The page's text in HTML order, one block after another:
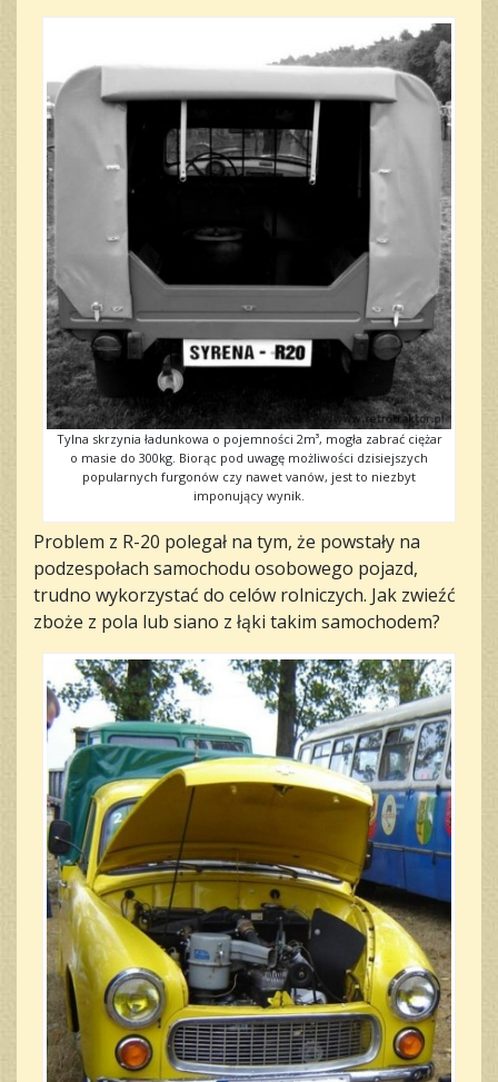
Tylna skrzynia ładunkowa o pojemności 2m³, mogła zabrać ciężar
o masie do 300kg. Biorąc pod uwagę możliwości dzisiejszych
popularnych furgonów czy nawet vanów, jest to niezbyt
imponujący wynik.
Problem z R-20 polegał na tym, że powstały na
podzespołach samochodu osobowego pojazd,
trudno wykorzystać do celów rolniczych. Jak zwieźć
zboże z pola lub siano z łąki takim samochodem?